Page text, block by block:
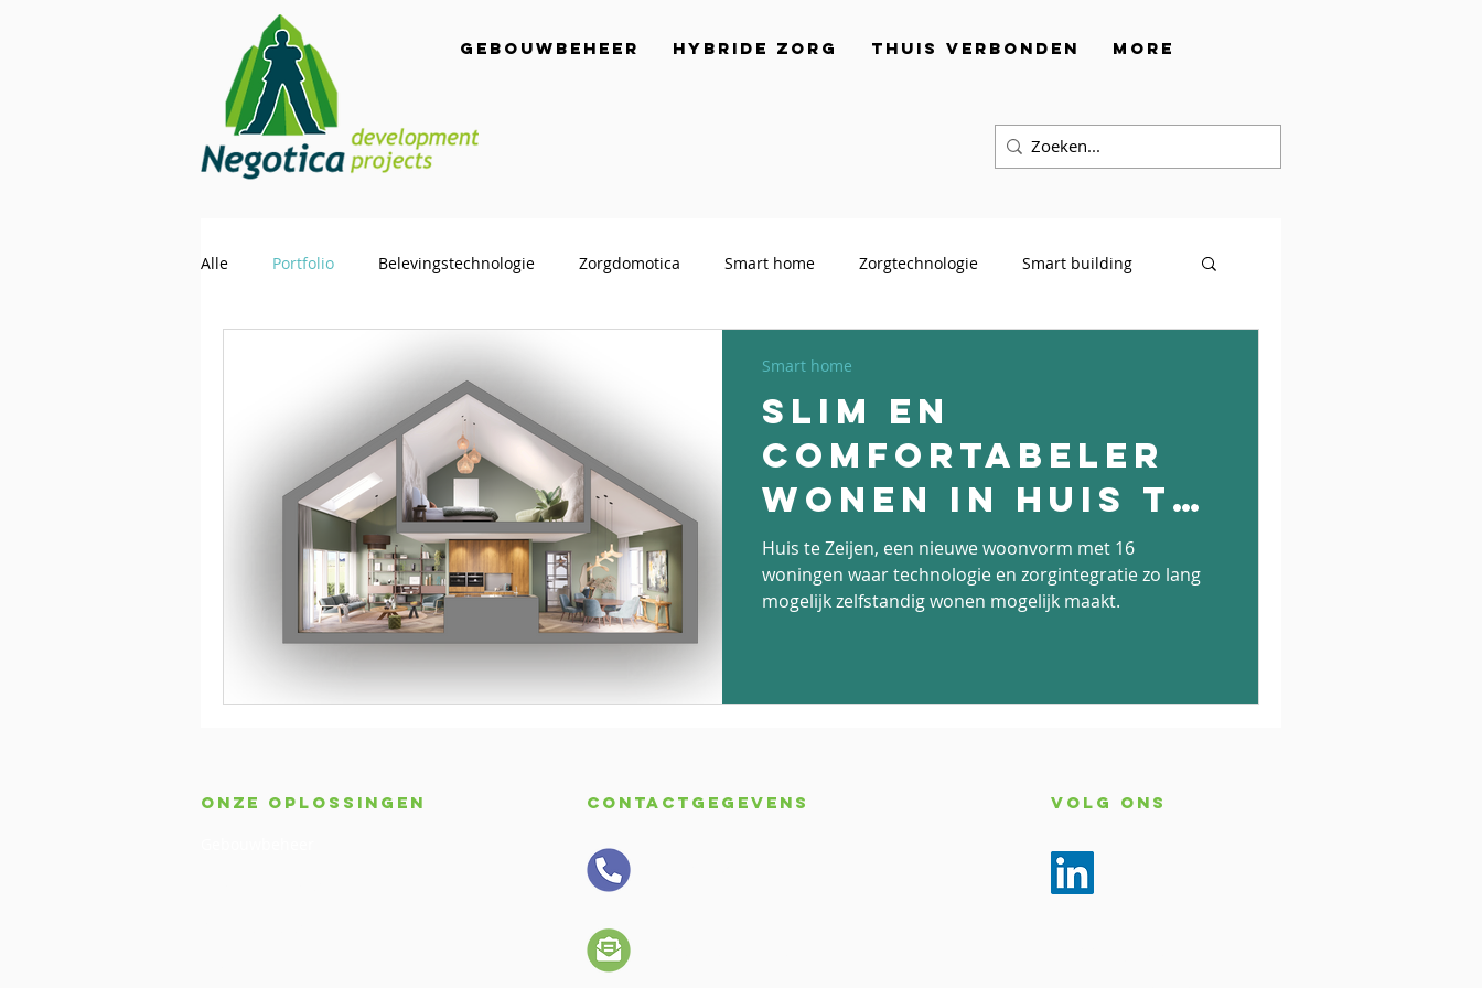
Gebouwbeheer Hybride Zorg Thuis Verbonden More
Alle Portfolio Belevingstechnologie Zorgdomotica Smart home Zorgtechnologie Smart building
Slim en
comfortabeler
wonen in Huis te
Zeijen
Huis te Zeijen, een nieuwe woonvorm met 16
woningen waar technologie en zorgintegratie zo lang
mogelijk zelfstandig wonen mogelijk maakt.
Smart home
Onze oplossingen
Contactgegevens Volg ons